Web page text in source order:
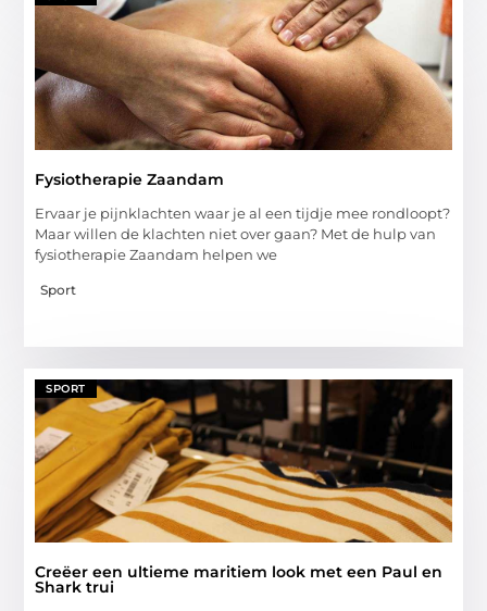
Fysiotherapie Zaandam
Ervaar je pijnklachten waar je al een tijdje mee rondloopt?
Maar willen de klachten niet over gaan? Met de hulp van
fysiotherapie Zaandam helpen we
Sport
SPORT
Creëer een ultieme maritiem look met een Paul en
Shark trui